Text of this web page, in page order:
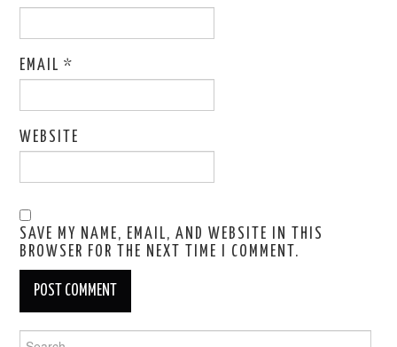
EMAIL*
WEBSITE
SAVE MY NAME, EMAIL, AND WEBSITE IN THIS
BROWSER FOR THE NEXT TIME I COMMENT.